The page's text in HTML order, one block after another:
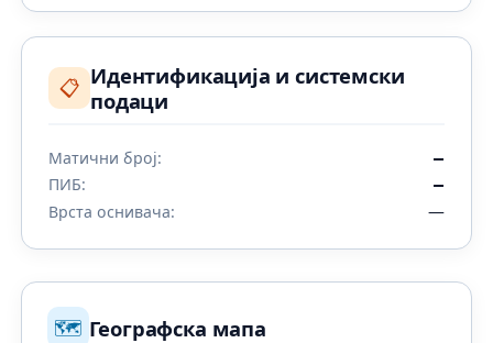
📋 Идентификација и системски
подаци
Матични број: —
ПИБ: —
Врста оснивача: —
🗺️ Географска мапа